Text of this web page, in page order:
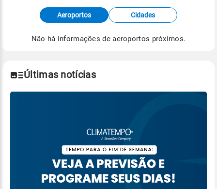
Fonte: dados combinados de estações
meteorológicas e satélite do Centro de Previsão
de Tempo e Estudos Climáticos (CPTEC).
Aeroportos Cidades
Não há informações de aeroportos próximos.
Últimas notícias